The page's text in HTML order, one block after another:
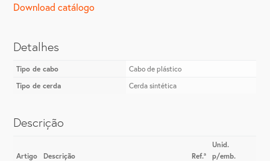
Download catálogo
Detalhes
Tipo de cabo
Cabo de plástico
Tipo de cerda
Cerda sintética
Descrição
Artigo Descrição Ref.ª
Unid.
p/emb.